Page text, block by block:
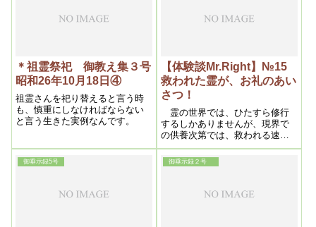
ら、又浄霊をする。と、気長に
＊祖霊祭祀 御教え集３号
昭和26年10月18日④
祖霊さんを祀り替えると言う時
も、慎重にしなければならない
と言う生きた実例なんです。
【体験談Mr.Right】№15
救われた霊が、お礼のあい
さつ！
霊の世界では、ひたすら修行
するしかありませんが、現界で
の供養次第では、救われる速さ
が変わるのでしょう。そして、
子孫の誰に縋ればいいのかを知
っていて、救いを求めて来るの
救世主である明主様の信者に縋
御垂示録5号 御垂示録２号